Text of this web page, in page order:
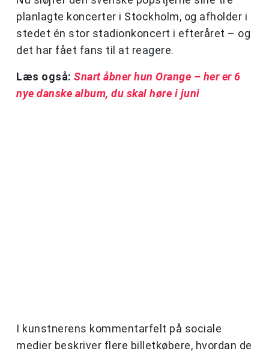
planlagte koncerter i Stockholm, og afholder i
stedet én stor stadionkoncert i efteråret – og
det har fået fans til at reagere.
Læs også: Snart åbner hun Orange – her er 6
nye danske album, du skal høre i juni
I kunstnerens kommentarfelt på sociale
medier beskriver flere billetkøbere, hvordan de